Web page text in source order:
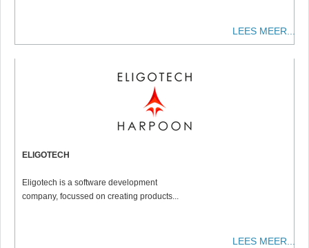
LEES MEER...
ELIGOTECH
Eligotech is a software development
company, focussed on creating products...
LEES MEER...